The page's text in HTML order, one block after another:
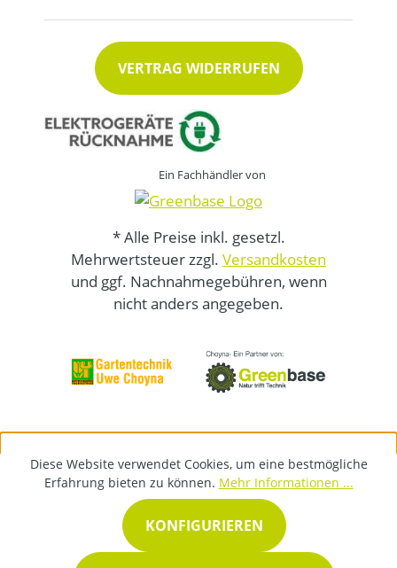
VERTRAG WIDERRUFEN
Ein Fachhändler von
* Alle Preise inkl. gesetzl.
Mehrwertsteuer zzgl. Versandkosten
und ggf. Nachnahmegebühren, wenn
nicht anders angegeben.
Diese Website verwendet Cookies, um eine bestmögliche
Erfahrung bieten zu können. Mehr Informationen ...
KONFIGURIEREN